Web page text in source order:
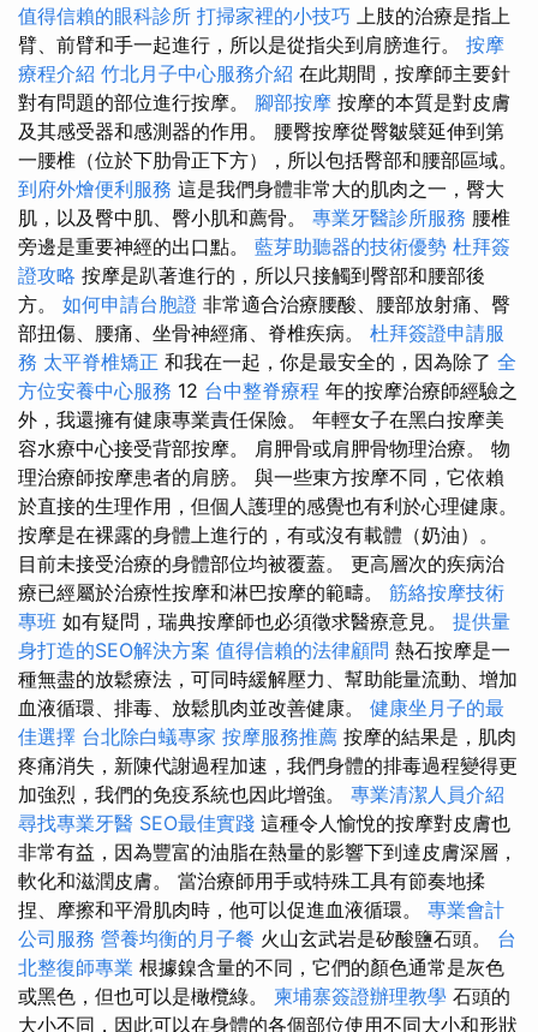
值得信賴的眼科診所 打掃家裡的小技巧 上肢的治療是指上
臂、前臂和手一起進行，所以是從指尖到肩膀進行。 按摩
療程介紹 竹北月子中心服務介紹 在此期間，按摩師主要針
對有問題的部位進行按摩。 腳部按摩 按摩的本質是對皮膚
及其感受器和感測器的作用。 腰臀按摩從臀皺襞延伸到第
一腰椎（位於下肋骨正下方），所以包括臀部和腰部區域。
到府外燴便利服務 這是我們身體非常大的肌肉之一，臀大
肌，以及臀中肌、臀小肌和薦骨。 專業牙醫診所服務 腰椎
旁邊是重要神經的出口點。 藍芽助聽器的技術優勢 杜拜簽
證攻略 按摩是趴著進行的，所以只接觸到臀部和腰部後
方。 如何申請台胞證 非常適合治療腰酸、腰部放射痛、臀
部扭傷、腰痛、坐骨神經痛、脊椎疾病。 杜拜簽證申請服
務 太平脊椎矯正 和我在一起，你是最安全的，因為除了 全
方位安養中心服務 12 台中整脊療程 年的按摩治療師經驗之
外，我還擁有健康專業責任保險。 年輕女子在黑白按摩美
容水療中心接受背部按摩。 肩胛骨或肩胛骨物理治療。 物
理治療師按摩患者的肩膀。 與一些東方按摩不同，它依賴
於直接的生理作用，但個人護理的感覺也有利於心理健康。
按摩是在裸露的身體上進行的，有或沒有載體（奶油）。
目前未接受治療的身體部位均被覆蓋。 更高層次的疾病治
療已經屬於治療性按摩和淋巴按摩的範疇。 筋絡按摩技術
專班 如有疑問，瑞典按摩師也必須徵求醫療意見。 提供量
身打造的SEO解決方案 值得信賴的法律顧問 熱石按摩是一
種無盡的放鬆療法，可同時緩解壓力、幫助能量流動、增加
血液循環、排毒、放鬆肌肉並改善健康。 健康坐月子的最
佳選擇 台北除白蟻專家 按摩服務推薦 按摩的結果是，肌肉
疼痛消失，新陳代謝過程加速，我們身體的排毒過程變得更
加強烈，我們的免疫系統也因此增強。 專業清潔人員介紹
尋找專業牙醫 SEO最佳實踐 這種令人愉悅的按摩對皮膚也
非常有益，因為豐富的油脂在熱量的影響下到達皮膚深層，
軟化和滋潤皮膚。 當治療師用手或特殊工具有節奏地揉
捏、摩擦和平滑肌肉時，他可以促進血液循環。 專業會計
公司服務 營養均衡的月子餐 火山玄武岩是矽酸鹽石頭。 台
北整復師專業 根據鎳含量的不同，它們的顏色通常是灰色
或黑色，但也可以是橄欖綠。 柬埔寨簽證辦理教學 石頭的
大小不同，因此可以在身體的各個部位使用不同大小和形狀